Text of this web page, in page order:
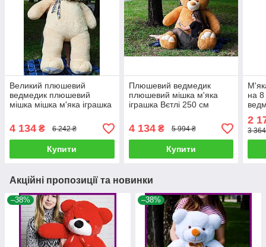
Великий плюшевий
ведмедик плюшевий
мішка мішка м'яка іграшка
4 134 ₴ 6 242 ₴
Купити
Плюшевий ведмедик
плюшевий мішка м'яка
іграшка Вєтлі 250 см
4 134₴ 5 994 ₴
Купити
на
2
3
Акційні пропозиції та новинки
–38% –38%